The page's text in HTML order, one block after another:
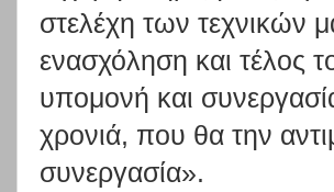
στελέχη των τεχνικών
ενασχόληση και τέλος
υπομονή και
χρονιά, που θα την
συνεργασία».